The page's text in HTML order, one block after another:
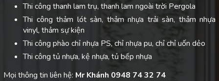
Thi công thanh lam trụ, thanh lam ngoài trời Pergola
Thi công thảm lót sàn, thảm nhựa trải sàn, thảm nhựa
vinyl, thảm sự kiện
Thi công phào chỉ nhựa PS, chỉ nhựa pu, chỉ chỉ uốn dẻo
Thi công tủ nhựa, kệ nhựa, tủ bếp nhựa
Mọi thông tin liên hệ: Mr Khánh 0948 74 32 74